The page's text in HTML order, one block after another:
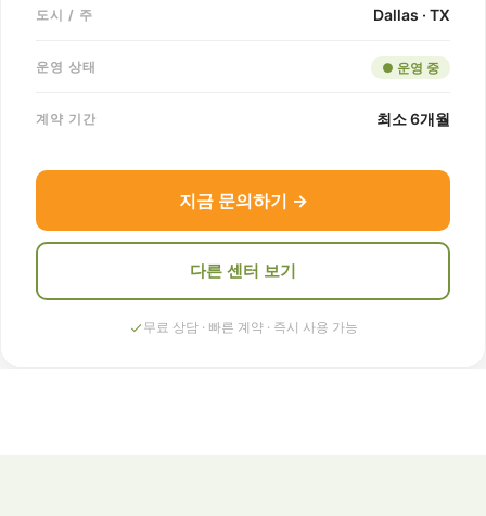
도시 / 주 Dallas · TX
운영 상태 ● 운영 중
계약 기간 최소 6개월
지금 문의하기 →
다른 센터 보기
무료 상담 · 빠른 계약 · 즉시 사용 가능